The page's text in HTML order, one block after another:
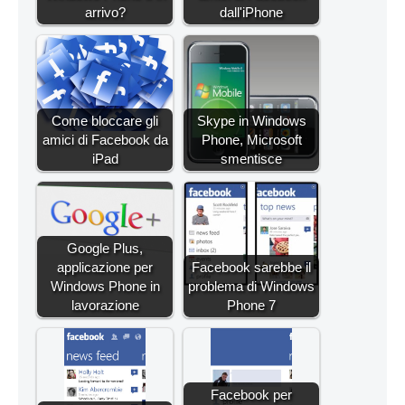
arrivo?
dall'iPhone
Come bloccare gli
amici di Facebook da
iPad
Skype in Windows
Phone, Microsoft
smentisce
Google Plus,
applicazione per
Windows Phone in
lavorazione
Facebook sarebbe il
problema di Windows
Phone 7
Facebook per